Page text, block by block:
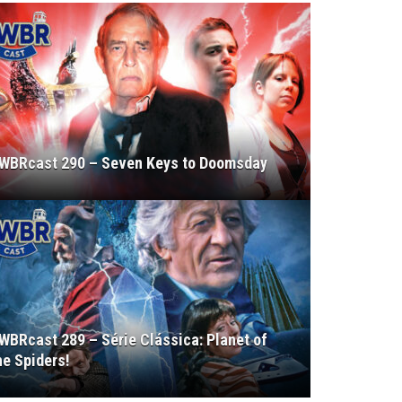
290 – Seven Keys to Doomsday
289 – Série Clássica: Planet of
Spiders!